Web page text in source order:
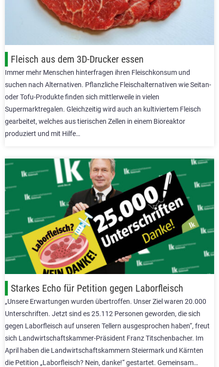
Fleisch aus dem 3D-Drucker essen
Immer mehr Menschen hinterfragen ihren Fleischkonsum und
suchen nach Alternativen. Pflanzliche Fleischalternativen wie Seitan-
oder Tofu-Produkte finden sich mittlerweile in vielen
Supermarktregalen. Gleichzeitig wird auch an kultiviertem Fleisch
gearbeitet, welches aus tierischen Zellen in einem Bioreaktor
produziert und mit Hilfe…
Starkes Echo für Petition gegen Laborfleisch
„Unsere Erwartungen wurden übertroffen. Unser Ziel waren 20.000
Unterschriften. Jetzt sind es 25.112 Personen geworden, die sich
gegen Laborfleisch auf unseren Tellern ausgesprochen haben“, freut
sich Landwirtschaftskammer-Präsident Franz Titschenbacher. Im
April haben die Landwirtschaftskammern Steiermark und Kärnten
die Petition „Laborfleisch? Nein, danke!“ gestartet. Gemeinsam…